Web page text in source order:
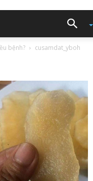
bệnh? cusamdat_yboh